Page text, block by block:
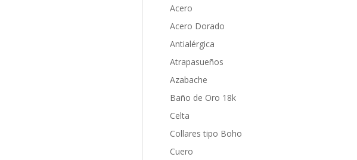
Acero
Acero Dorado
Antialérgica
Atrapasueños
Azabache
Baño de Oro 18k
Celta
Collares tipo Boho
Cuero